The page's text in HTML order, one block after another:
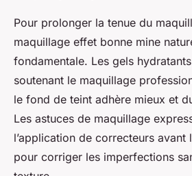
Pour prolonger la tenue du
maquillage effet bonne mine
fondamentale. Les gels
soutenant le maquillage
le fond de teint adhère mieux et
Les astuces de maquillage
l’application de correcteurs
pour corriger les imperfections